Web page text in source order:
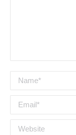
Name *
Email *
Website